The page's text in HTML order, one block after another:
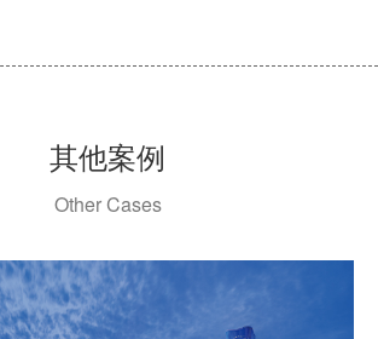
其他案例
Other Cases